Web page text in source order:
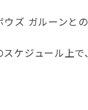
ズ ガルーンとの
ケジュール上